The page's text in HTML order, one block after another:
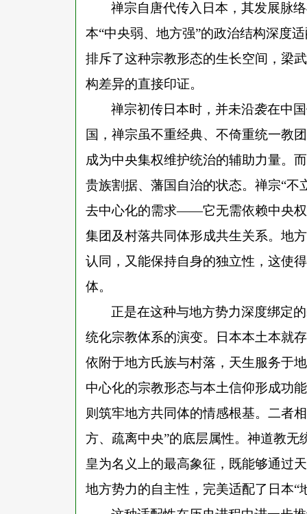
禅宗自唐代传入日本，其发展脉
本“中央弱、地方强”的政治结构深度
排斥了这种宗教形态的生长空间，梁
构差异的直接印证。
禅宗初传日本时，并未沿袭在中
国，禅宗虽不重经典、不倚重统一教
成为中央集权维护统治的辅助力量。
贵族割据、藩国自治的状态。禅宗“不
去中心化的需求——它无需依赖中央
集团及村落共同体形成共生关系。地
认同，又能保持自身的独立性，这使
体。
正是在这种与地方势力深度绑定
统化宗教体系的演变。日本本土本就
依附于地方氏族与村落，天生服务于
中心化的宗教形态与本土信仰形成功
则筑牢地方共同体的情感根基。二者
方、疏离中央”的底层属性。神道教
皇为名义上的最高象征，既能够通过
地方势力的自主性，完美适配了日本“